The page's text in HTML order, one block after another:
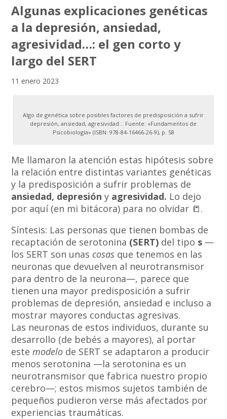
Algunas explicaciones genéticas
a la depresión, ansiedad,
agresividad…: el gen corto y
largo del SERT
11 enero 2023
Algo de genética sobre posibles factores de predisposición a sufrir
depresión, ansiedad, agresividad… Fuente: «Fundamentos de
Psicobiología» (ISBN: 978-84-16466-26-9), p. 58
Me llamaron la atención estas hipótesis sobre
la relación entre distintas variantes genéticas
y la predisposición a sufrir problemas de
ansiedad, depresión y agresividad. Lo dejo
por aquí (en mi bitácora) para no olvidar 📒.
Síntesis: Las personas que tienen bombas de
recaptación de serotonina (SERT) del tipo s —
los SERT son unas cosas que tenemos en las
neuronas que devuelven al neurotransmisor
para dentro de la neurona—, parece que
tienen una mayor predisposición a sufrir
problemas de depresión, ansiedad e incluso a
mostrar mayores conductas agresivas.
Las neuronas de estos individuos, durante su
desarrollo (de bebés a mayores), al portar
estemodelo de SERT se adaptaron a producir
menos serotonina —la serotonina es un
neurotransmisor que fabrica nuestro propio
cerebro—; estos mismos sujetos también de
pequeños pudieron verse más afectados por
experiencias traumáticas.